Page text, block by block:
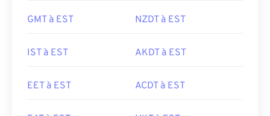
GMT à EST NZDT à EST
IST à EST AKDT à EST
EET à EST ACDT à EST